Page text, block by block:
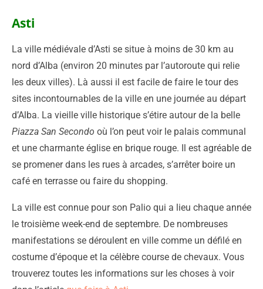
Asti
La ville médiévale d’Asti se situe à moins de 30 km au
nord d’Alba (environ 20 minutes par l’autoroute qui relie
les deux villes). Là aussi il est facile de faire le tour des
sites incontournables de la ville en une journée au départ
d’Alba. La vieille ville historique s’étire autour de la belle
Piazza San Secondo où l’on peut voir le palais communal
et une charmante église en brique rouge. Il est agréable de
se promener dans les rues à arcades, s’arrêter boire un
café en terrasse ou faire du shopping.
La ville est connue pour son Palio qui a lieu chaque année
le troisième week-end de septembre. De nombreuses
manifestations se déroulent en ville comme un défilé en
costume d’époque et la célèbre course de chevaux. Vous
trouverez toutes les informations sur les choses à voir